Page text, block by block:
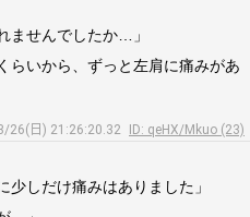
ませんでしたか…」
らいから、ずっと左肩に痛みがあ
26(日) 21:26:20.32
ID: qeHX/Mkuo (23)
しだけ痛みはありました」